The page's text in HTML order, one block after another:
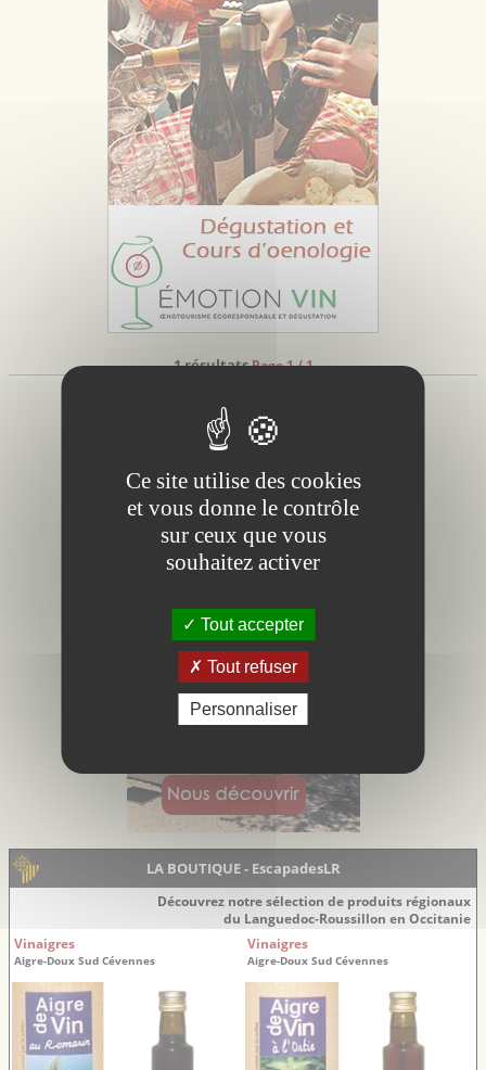
1 résultatsPage 1 / 1
LA BOUTIQUE - EscapadesLR
Découvrez notre sélection de produits régionaux
du Languedoc-Roussillon en Occitanie
Vinaigres
Aigre-Doux Sud Cévennes
Vinaigres
Aigre-Doux Sud Cévennes
Ce site utilise des cookies
et vous donne le contrôle
sur ceux que vous
souhaitez activer
Tout accepter
Tout refuser
Personnaliser